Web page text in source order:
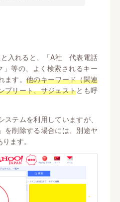
入れると、「A社 代表電話
等の、よく検索されるキー
す。 他のキーワード（関連
プリート、サジェストとも呼
テムを利用していますが、
を削除する場合には、別途ヤ
ます。